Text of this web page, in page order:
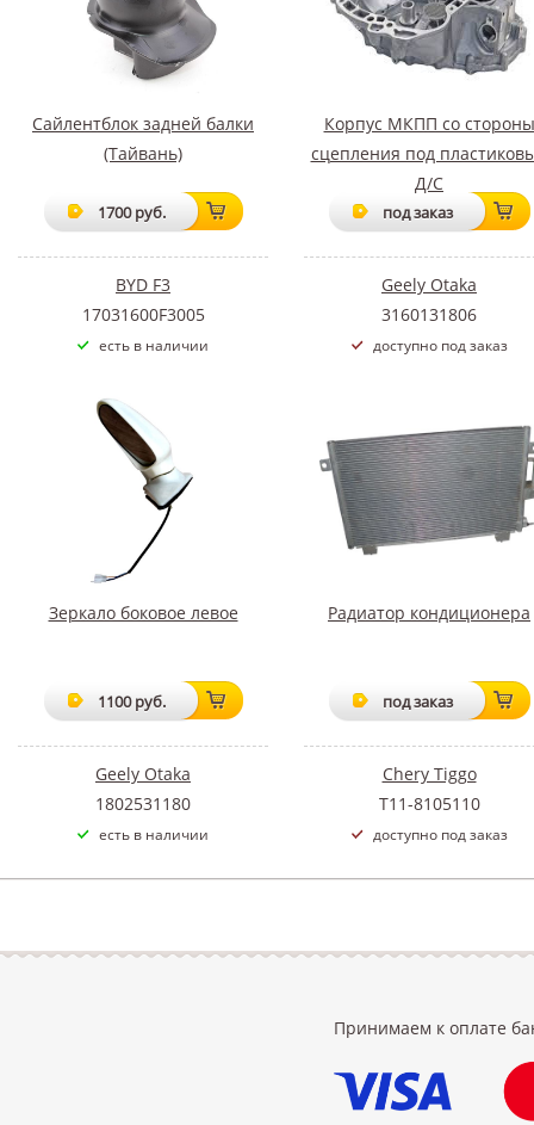
Сайлентблок задней балки
(Тайвань)
1700 руб.
BYD F3
17031600F3005
есть в наличии
Корпус МКПП со стороны
сцепления под
Д/С
под заказ
Geely Otaka
3160131806
доступно под заказ
Зеркало боковое левое
1100 руб.
Geely Otaka
1802531180
есть в наличии
Радиатор кондиционера
под заказ
Chery Tiggo
T11-8105110
доступно под заказ
Принимаем к оплате